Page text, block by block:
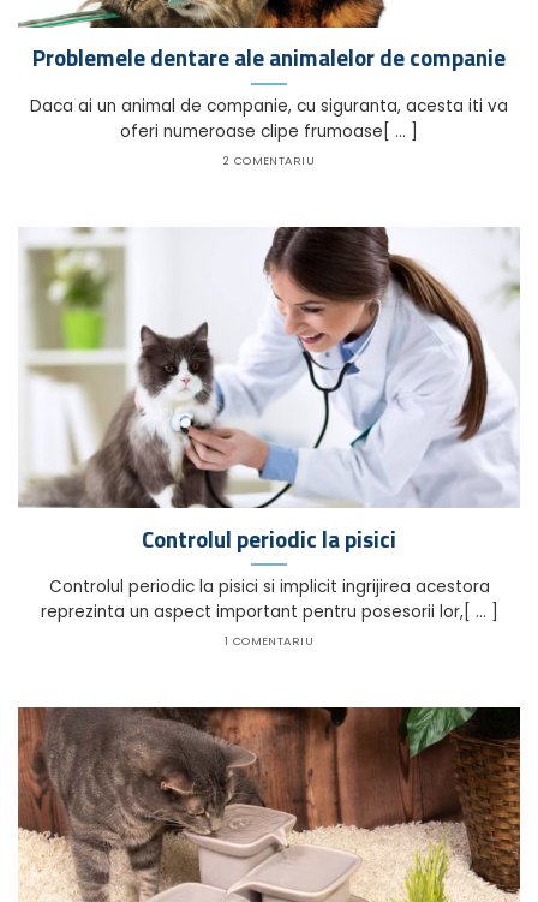
Problemele dentare ale animalelor de companie
Daca ai un animal de companie, cu siguranta, acesta iti va
oferi numeroase clipe frumoase[ ... ]
2 COMENTARIU
Controlul periodic la pisici
Controlul periodic la pisici si implicit ingrijirea acestora
reprezinta un aspect important pentru posesorii lor,[ ... ]
1 COMENTARIU